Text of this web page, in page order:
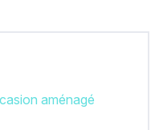
aménagé